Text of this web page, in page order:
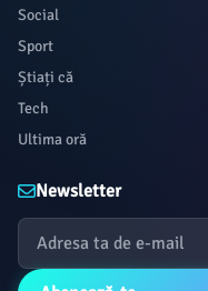
Social
Sport
Știați că
Tech
Ultima oră
Newsletter